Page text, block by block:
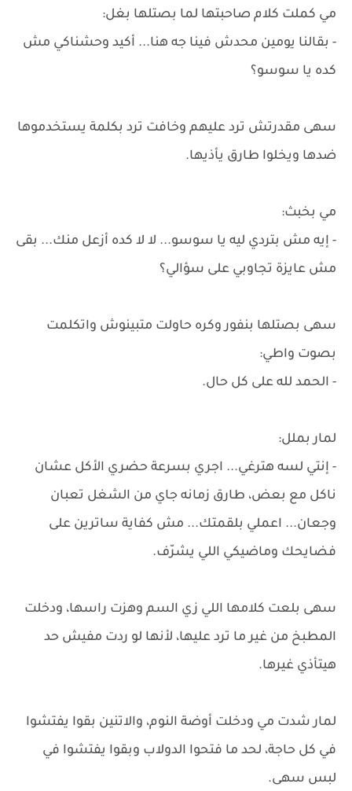
مي كملت كلام صاحبتها لما بصتلها بغل:
- بقالنا يومين محدش فينا جه هنا... أكيد وحشناكي مش
كده يا سوسو؟
سهى مقدرتش ترد عليهم وخافت ترد بكلمة يستخدموها
ضدها ويخلوا طارق يأذيها.
مي بخبث:
- إيه مش بتردي ليه يا سوسو... لا لا كده أزعل منك... بقى
مش عايزة تجاوبي على سؤالي؟
سهى بصتلها بنفور وكره حاولت متبينوش واتكلمت
بصوت واطي:
- الحمد لله على كل حال.
لمار بملل:
- إنتي لسه هترغي... اجري بسرعة حضري الأكل عشان
ناكل مع بعض، طارق زمانه جاي من الشغل تعبان
وجعان... اعملي بلقمتك... مش كفاية ساترين على
فضايحك وماضيكي اللي يشرّف.
سهى بلعت كلامها اللي زي السم وهزت راسها، ودخلت
المطبخ من غير ما ترد عليها، لأنها لو ردت مفيش حد
هيتأذي غيرها.
لمار شدت مي ودخلت أوضة النوم، والاتنين بقوا يفتشوا
في كل حاجة، لحد ما فتحوا الدولاب وبقوا يفتشوا في
لبس سهى.